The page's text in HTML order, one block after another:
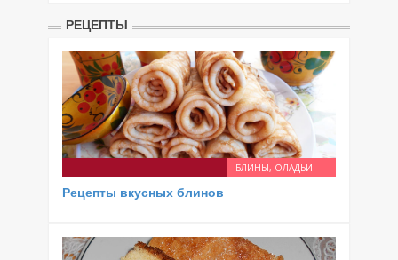
РЕЦЕПТЫ
БЛИНЫ, ОЛАДЬИ
Рецепты вкусных блинов